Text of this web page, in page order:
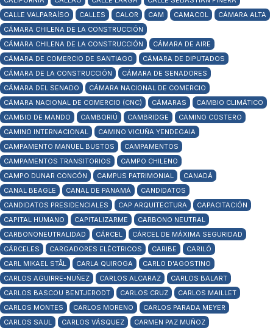
CALLE VALPARAÍSO
CALLES CALOR CAM CAMACOL
CÁMARA ALTA
CÁMARA CHILENA DE LA CONSTRUCCIÓN
CÁMARA CHILENA DE LA CONSTRUCCIÓN
CÁMARA DE AIRE
CÁMARA DE COMERCIO DE SANTIAGO
CÁMARA DE DIPUTADOS
CÁMARA DE LA CONSTRUCCIÓN
CÁMARA DE SENADORES
CÁMARA DEL SENADO
CÁMARA NACIONAL DE COMERCIO
CÁMARA NACIONAL DE COMERCIO (CNC)
CÁMARAS
CAMBIO CLIMÁTICO
CAMBIO DE MANDO
CAMBORIÚ CAMBRIDGE
CAMINO COSTERO
CAMINO INTERNACIONAL
CAMINO VICUÑA YENDEGAIA
CAMPAMENTO MANUEL BUSTOS
CAMPAMENTOS
CAMPAMENTOS TRANSITORIOS
CAMPO CHILENO
CAMPO DUNAR CONCÓN
CAMPUS PATRIMONIAL
CANADÁ
CANAL BEAGLE
CANAL DE PANAMÁ
CANDIDATOS
CANDIDATOS PRESIDENCIALES
CAP ARQUITECTURA
CAPACITACIÓN
CAPITAL HUMANO
CAPITALIZARME
CARBONO NEUTRAL
CARBONONEUTRALIDAD
CÁRCEL
CÁRCEL DE MÁXIMA SEGURIDAD
CÁRCELES
CARGADORES ELÉCTRICOS CARIBE
CARILÓ
CARL MIKAEL STÅL
CARLA QUIROGA
CARLO D'AGOSTINO
CARLOS AGUIRRE-NUÑEZ
CARLOS ALCARAZ
CARLOS BALART
CARLOS BASCOU BENTJERODT
CARLOS CRUZ
CARLOS MAILLET
CARLOS MONTES
CARLOS MORENO
CARLOS PARADA MEYER
CARLOS SAUL
CARLOS VÁSQUEZ
CARMEN PAZ MUÑOZ